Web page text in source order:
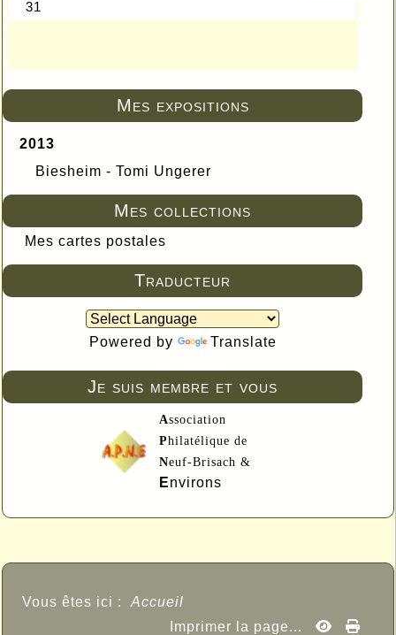
Mes expositions
2013
Biesheim - Tomi Ungerer
Mes collections
Mes cartes postales
Traducteur
Powered by Translate
Je suis membre et vous
Association
Philatélique de
Neuf-Brisach &
Environs
Vous êtes ici : Accueil
Imprimer la page...